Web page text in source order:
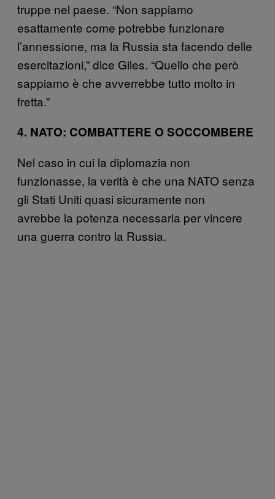
truppe nel paese. “Non sappiamo
esattamente come potrebbe funzionare
l’annessione, ma la Russia sta facendo delle
esercitazioni,” dice Giles. “Quello che però
sappiamo è che avverrebbe tutto molto in
fretta.”
4. NATO: COMBATTERE O SOCCOMBERE
Nel caso in cui la diplomazia non
funzionasse, la verità è che una NATO senza
gli Stati Uniti quasi sicuramente non
avrebbe la potenza necessaria per vincere
una guerra contro la Russia.